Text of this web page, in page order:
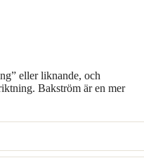
eller liknande, och
Bakström är en mer